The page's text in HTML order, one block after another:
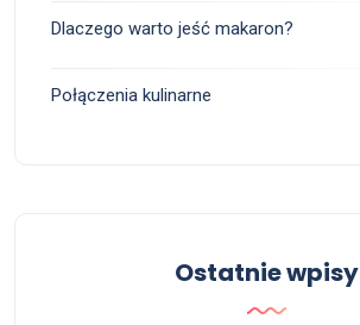
Dlaczego warto jeść makaron?
Połączenia kulinarne
Ostatnie wpisy